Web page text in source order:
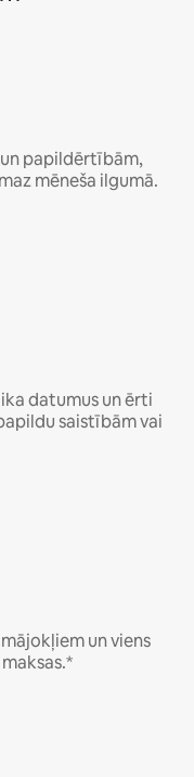
papildērtībām,
mēneša ilgumā.
datumus un ērti
saistībām vai
un viens